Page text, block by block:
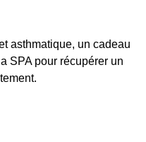
asthmatique, un cadeau
SPA pour récupérer un